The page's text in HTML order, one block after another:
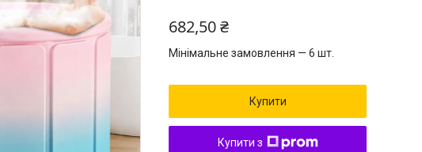
682,50 ₴
Мінімальне замовлення — 6 шт.
Купити
Купити з